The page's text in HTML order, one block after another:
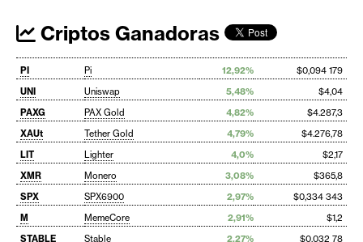
Criptos Ganadoras
PI Pi 12,92%
$0,094 179
UNI
Uniswap 5,48%
$4,04
PAXG
PAX Gold 4,82%
$4.287,3
XAUt
Tether Gold 4,79%
$4.276,78
LIT
Lighter 4,0%
$2,17
XMR
Monero 3,08%
$365,8
SPX
SPX6900 2,97%
$0,334 343
M
MemeCore 2,91%
$1,2
STABLE
Stable 2,27% $0,032 78